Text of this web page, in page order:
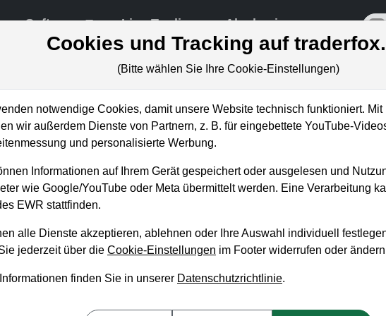
Software Live-Trading Akademie
Routine für "Wie man mit
Simon Betschinger
Coaching-Webinar lernen Sie:
funktioniert die CANLSIM-Strategie von William O‘ Neil, die dieser in
Cookies und Tracking auf
(Bitte wählen Sie Ihre Cookie-Einstellungen)
notwendige Cookies, damit unsere Website technisch funktioniert.
wir außerdem Dienste von Partnern, z. B. für eingebettete YouTube-
und personalisierte Werbung.
Informationen auf Ihrem Gerät gespeichert oder ausgelesen und
wie Google/YouTube oder Meta übermittelt werden. Eine Verarbeitung
EWR stattfinden.
alle Dienste akzeptieren, ablehnen oder Ihre Auswahl individuell
jederzeit über die Cookie-Einstellungen im Footer widerrufen oder
finden Sie in unserer Datenschutzrichtlinie.